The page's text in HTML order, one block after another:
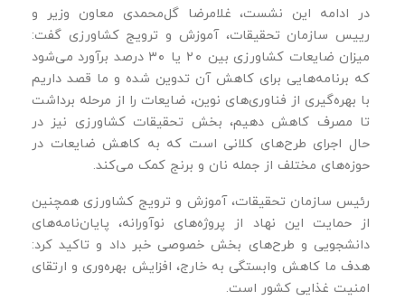
در ادامه این نشست، غلامرضا گل‌محمدی معاون وزیر و
رییس سازمان تحقیقات، آموزش و ترویج کشاورزی گفت:
میزان ضایعات کشاورزی بین ۲۰ یا ۳۰ درصد برآورد می‌شود
که برنامه‌هایی برای کاهش آن تدوین شده و ما قصد داریم
با بهره‌گیری از فناوری‌های نوین، ضایعات را از مرحله برداشت
تا مصرف کاهش دهیم، بخش تحقیقات کشاورزی نیز در
حال اجرای طرح‌های کلانی است که به کاهش ضایعات در
حوزه‌های مختلف از جمله نان و برنج کمک می‌کند.
رئیس سازمان تحقیقات، آموزش و ترویج کشاورزی همچنین
از حمایت این نهاد از پروژه‌های نوآورانه، پایان‌نامه‌های
دانشجویی و طرح‌های بخش خصوصی خبر داد و تاکید کرد:
هدف ما کاهش وابستگی به خارج، افزایش بهره‌وری و ارتقای
امنیت غذایی کشور است.